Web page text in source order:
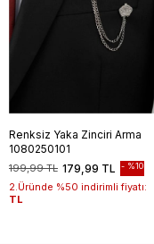
Renksiz Yaka Zinciri Arma
1080250101
179,99 TL
199,99 TL %10
2.Üründe %50 indirimli fiyatı:
TL